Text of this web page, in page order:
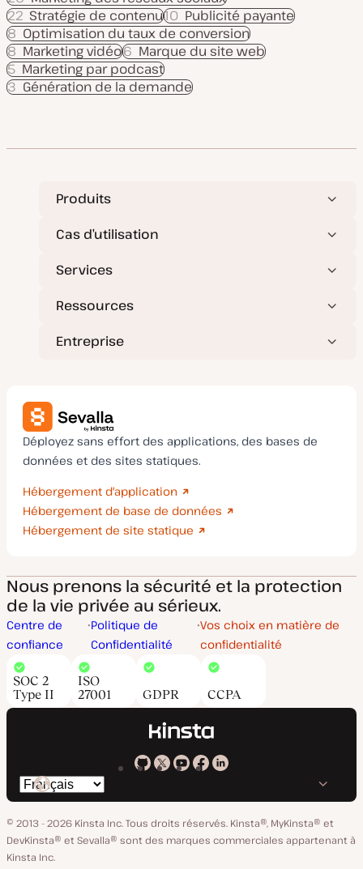
Stratégie de contenu
22 Publicité payante
10
Optimisation du taux de conversion
8
Marketing vidéo
8 Marque du site web
6
Marketing par podcast
5
Génération de la demande
3
Produits
Cas d’utilisation
Services
Ressources
Entreprise
Déployez sans effort des applications, des bases de
données et des sites statiques.
Hébergement d'application
Hébergement de base de données
Hébergement de site statique
Nous prenons la sécurité et la protection
de la vie privée au sérieux.
Centre de
confiance
Politique de
Confidentialité
Vos choix en matière de
confidentialité
SOC 2
Type II
ISO
27001
GDPR CCPA
Kinsta
GitHub
Kinsta
X
Kinsta
YouTube
Kinsta
Facebook
Kinsta
LinkedIn
Changer
de
langue
© 2013 - 2026 Kinsta Inc. Tous droits réservés. Kinsta®, MyKinsta® et
DevKinsta® et Sevalla® sont des marques commerciales appartenant à
Kinsta Inc.